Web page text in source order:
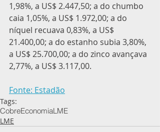
1,98%, a US$ 2.447,50; a do chumbo
caia 1,05%, a US$ 1.972,00; a do
níquel recuava 0,83%, a US$
21.400,00; a do estanho subia 3,80%,
a US$ 25.700,00; a do zinco avançava
2,77%, a US$ 3.117,00.
Fonte: Estadão
Tags:
CobreEconomiaLME
LME